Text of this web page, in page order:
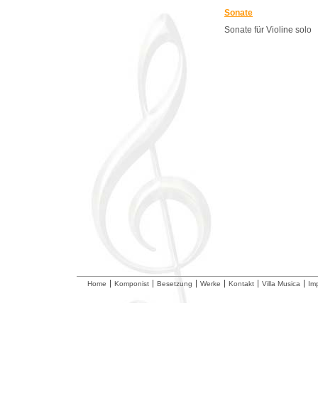
Sonate
Sonate für Violine solo
Home Komponist Besetzung Werke Kontakt Villa Musica